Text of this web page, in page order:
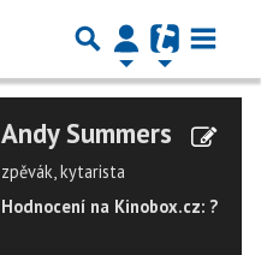
Andy Summers
zpěvák, kytarista
Hodnocení na Kinobox.cz: ?